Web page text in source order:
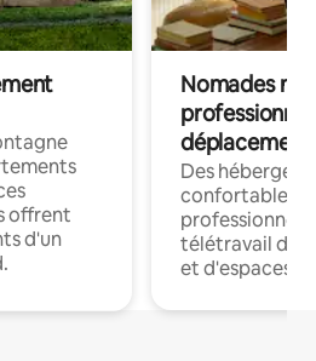
offrent
d'un
Nomades
déplacement
Des
confortables
professionnels
télétravail
et d'espaces